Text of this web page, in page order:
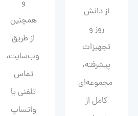
از دانش
روز و
تجهیزات
پیشرفته،
مجموعه‌ای
کامل از
همچنین
از طریق
وب‌سایت،
تماس
تلفنی یا
واتساپ